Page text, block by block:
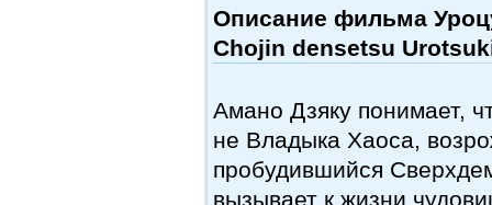
Описание фильма
Chojin densetsu
Амано Дзяку понимает,
не Владыка Хаоса,
пробудившийся
вызывает к жизни